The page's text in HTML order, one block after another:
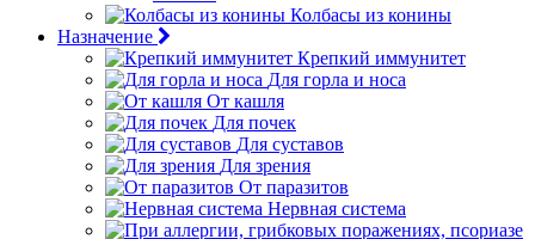
Колбасы из конины
Назначение
Крепкий иммунитет
Для горла и носа
От кашля
Для почек
Для суставов
Для зрения
От паразитов
Нервная система